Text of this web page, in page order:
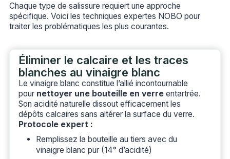
Chaque type de salissure requiert une approche
spécifique. Voici les techniques expertes NOBO pour
traiter les problématiques les plus courantes.
Éliminer le calcaire et les traces
blanches au vinaigre blanc
Le vinaigre blanc constitue l’allié incontournable
pour nettoyer une bouteille en verreentartrée.
Son acidité naturelle dissout efficacement les
dépôts calcaires sans altérer la surface du verre.
Protocole expert :
Remplissez la bouteille au tiers avec du
vinaigre blanc pur (14° d’acidité)